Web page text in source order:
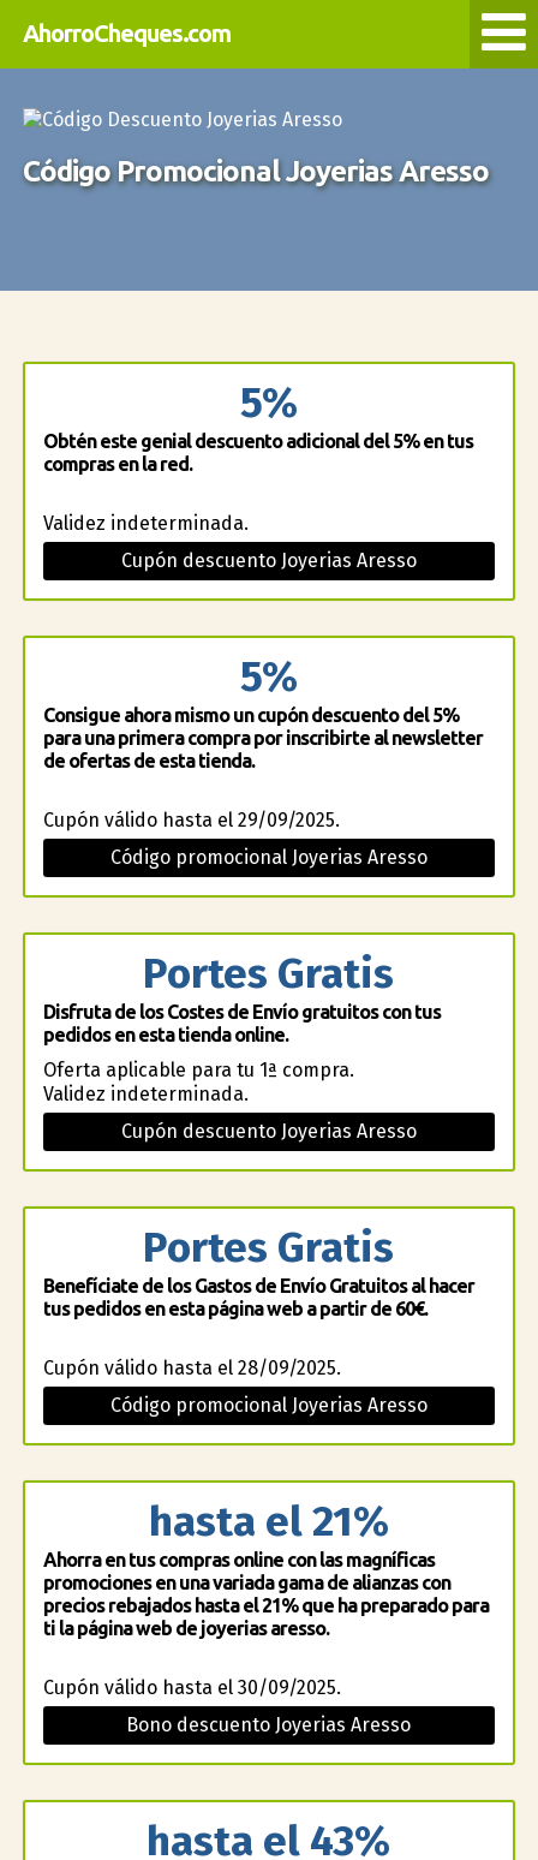
AhorroCheques.com
Código Promocional Joyerias Aresso
5%
Obtén este genial descuento adicional del 5% en tus
compras en la red.
Validez indeterminada.
Cupón descuento Joyerias Aresso
5%
Consigue ahora mismo un cupón descuento del 5%
para una primera compra por inscribirte al newsletter
de ofertas de esta tienda.
Cupón válido hasta el 29/09/2025.
Código promocional Joyerias Aresso
Portes Gratis
Disfruta de los Costes de Envío gratuitos con tus
pedidos en esta tienda online.
Oferta aplicable para tu 1ª compra.
Validez indeterminada.
Cupón descuento Joyerias Aresso
Portes Gratis
Benefíciate de los Gastos de Envío Gratuitos al hacer
tus pedidos en esta página web a partir de 60€.
Cupón válido hasta el 28/09/2025.
Código promocional Joyerias Aresso
hasta el 21%
Ahorra en tus compras online con las magníficas
promociones en una variada gama de alianzas con
precios rebajados hasta el 21% que ha preparado para
ti la página web de joyerias aresso.
Cupón válido hasta el 30/09/2025.
Bono descuento Joyerias Aresso
hasta el 43%